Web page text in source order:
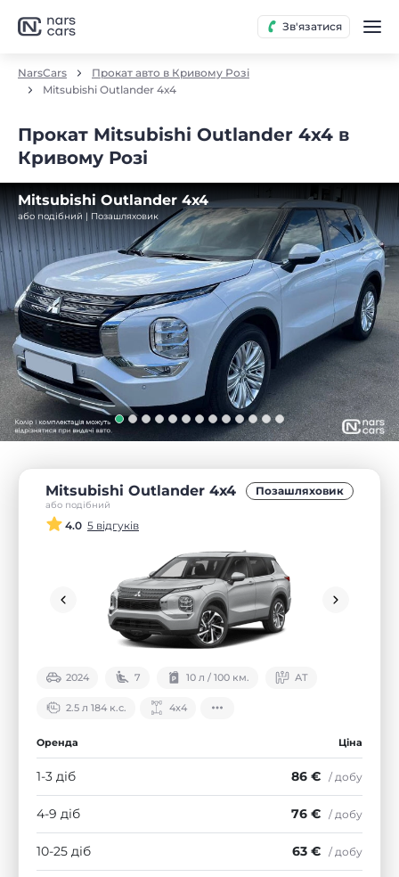
Зв'язатися
NarsCars
Прокат авто в Кривому Розі
Mitsubishi Outlander 4х4
Прокат Mitsubishi Outlander 4х4 в
Кривому Розі
Mitsubishi Outlander 4х4
або подібний | Позашляховик
Mitsubishi Outlander 4х4
або подібний
Позашляховик
4.0 5 відгуків
2024 7 10 л / 100 км. АТ
2.5 л 184 к.с. 4х4
Оренда Ціна
1-3 діб 86 € / добу
4-9 діб 76 € / добу
10-25 діб 63 € / добу